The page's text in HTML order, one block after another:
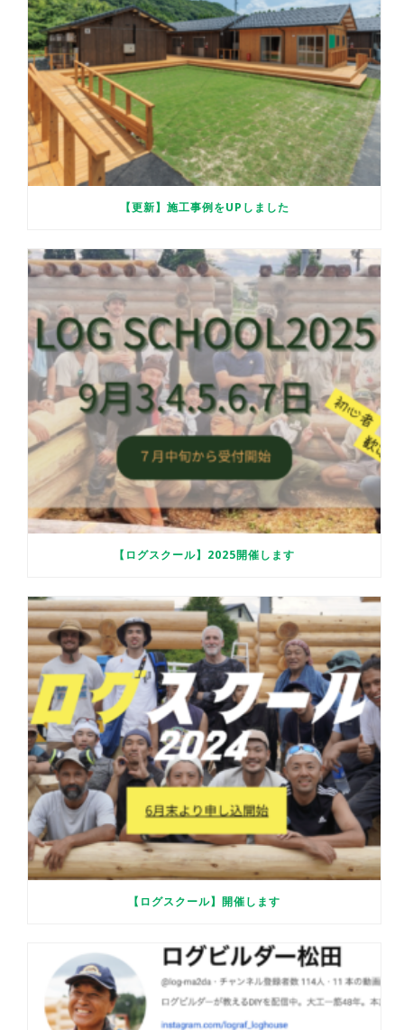
【更新】施工事例をUPしました
【ログスクール】2025開催します
【ログスクール】開催します